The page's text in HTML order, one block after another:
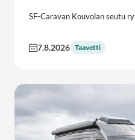
SF-Caravan Kouvolan seutu ry
7.8.2026 Taavetti